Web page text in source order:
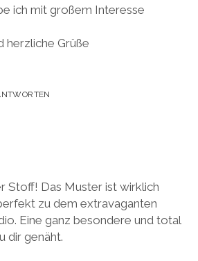
ich mit großem Interesse
herzliche Grüße
Stoff! Das Muster ist wirklich
zu dem extravaganten
Eine ganz besondere und total
dir genäht.